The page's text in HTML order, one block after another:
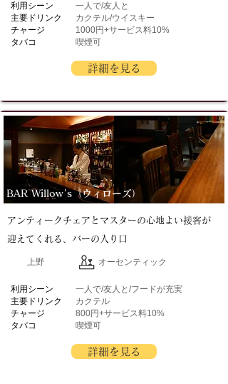
​利用シーン
主要ドリンク
チャージ
タバコ
一人で/友人と
カクテル/ウイスキー
1000円+サービス料10%
喫煙可
詳細を見る
BAR Willow's（ウィローズ）
アンティークチェアとマスターの心地よい接客が
迎えてくれる、バーの入り口
上野 オーセンティック
​利用シーン
主要ドリンク
チャージ
タバコ
一人で/友人と/フードが充実
カクテル
800円+サービス料10%
喫煙可
詳細を見る